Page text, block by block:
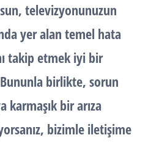
televizyonunuzun
yer alan temel hata
takip etmek iyi bir
birlikte, sorun
karmaşık bir arıza
bizimle iletişime